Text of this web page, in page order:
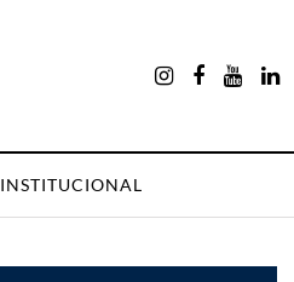
INSTITUCIONAL